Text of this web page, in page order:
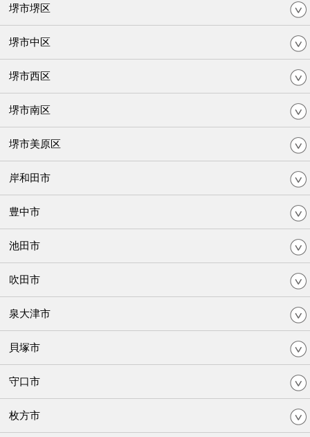
堺市堺区
堺市中区
堺市西区
堺市南区
堺市美原区
岸和田市
豊中市
池田市
吹田市
泉大津市
貝塚市
守口市
枚方市